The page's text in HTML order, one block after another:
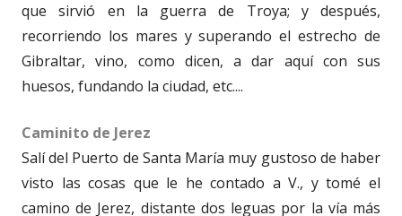
que sirvió en la guerra de Troya; y después,
recorriendo los mares y superando el estrecho de
Gibraltar, vino, como dicen, a dar aquí con sus
huesos, fundando la ciudad, etc....
Caminito de Jerez
Salí del Puerto de Santa María muy gustoso de haber
visto las cosas que le he contado a V., y tomé el
camino de Jerez, distante dos leguas por la vía más